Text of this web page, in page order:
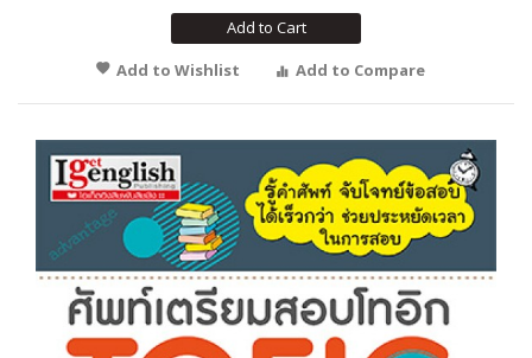
Add to Cart
Add to Wishlist
Add to Compare